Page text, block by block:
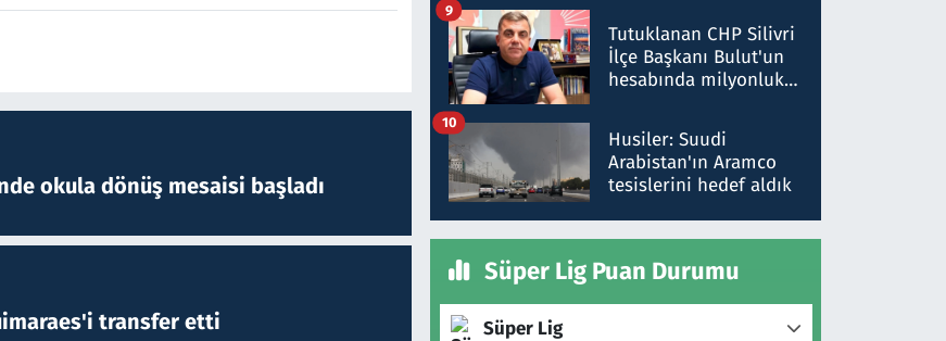
okula dönüş mesaisi başladı
transfer etti
düşürüldüğü" iddiasını
yalanladı
Tutuklanan CHP Silivri
İlçe Başkanı Bulut'un
hesabında milyonluk
talimat verdi, ben
gönderdim
9
Husiler: Suudi
Arabistan'ın Aramco
tesislerini hedef aldık
10
Süper Lig Puan Durumu
Süper Lig